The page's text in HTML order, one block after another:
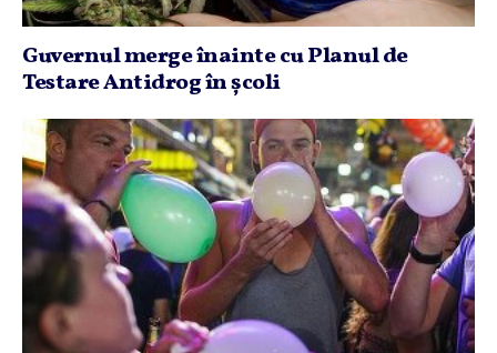
Guvernul merge înainte cu Planul de
Testare Antidrog în şcoli